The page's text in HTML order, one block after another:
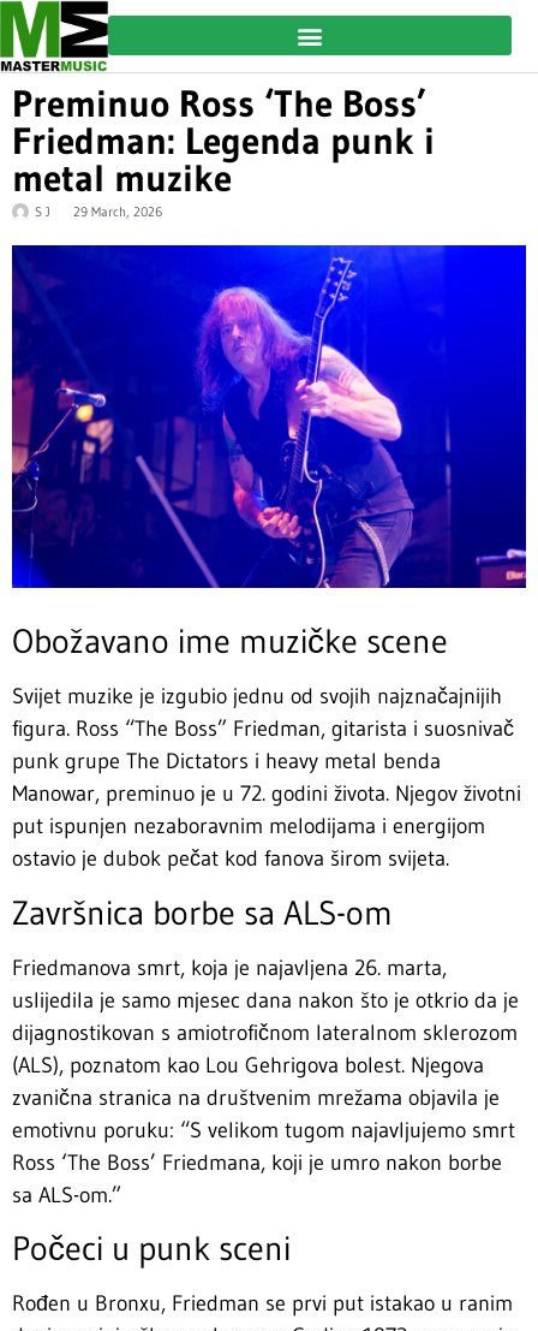
Preminuo Ross ‘The Boss’
Friedman: Legenda punk i
metal muzike
S J 29 March, 2026
Obožavano ime muzičke scene
Svijet muzike je izgubio jednu od svojih najznačajnijih
figura. Ross “The Boss” Friedman, gitarista i suosnivač
punk grupe The Dictators i heavy metal benda
Manowar, preminuo je u 72. godini života. Njegov životni
put ispunjen nezaboravnim melodijama i energijom
ostavio je dubok pečat kod fanova širom svijeta.
Završnica borbe sa ALS-om
Friedmanova smrt, koja je najavljena 26. marta,
uslijedila je samo mjesec dana nakon što je otkrio da je
dijagnostikovan s amiotrofičnom lateralnom sklerozom
(ALS), poznatom kao Lou Gehrigova bolest. Njegova
zvanična stranica na društvenim mrežama objavila je
emotivnu poruku: “S velikom tugom najavljujemo smrt
Ross ‘The Boss’ Friedmana, koji je umro nakon borbe
sa ALS-om.”
Počeci u punk sceni
Rođen u Bronxu, Friedman se prvi put istakao u ranim